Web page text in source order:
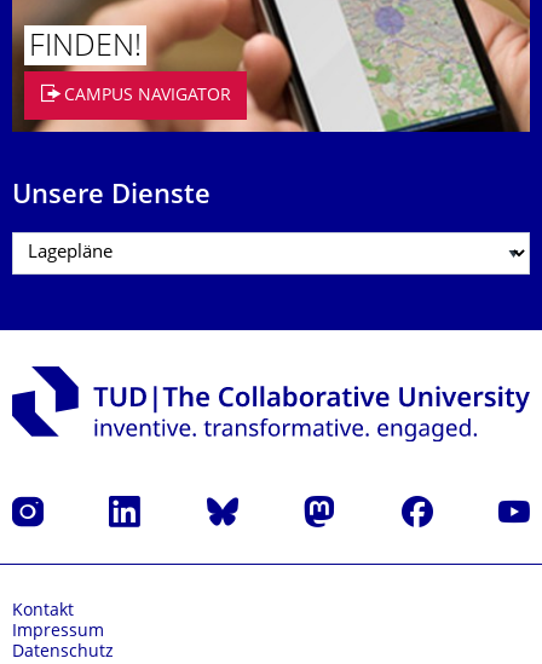
FINDEN!
CAMPUS NAVIGATOR
Unsere Dienste
Instagram LinkedIn Bluesky Mastodon Facebook
Kontakt
Impressum
Datenschutz